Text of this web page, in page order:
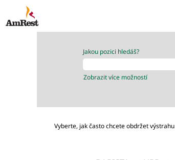
Jakou pozici hledáš?
Zobrazit více možností
Vyberte, jak často chcete obdržet